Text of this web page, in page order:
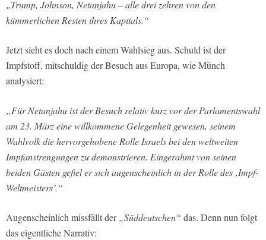
„Trump, Johnson, Netanjahu – alle drei zehren von den
kümmerlichen Resten ihres Kapitals.“
Jetzt sieht es doch nach einem Wahlsieg aus. Schuld ist der
Impfstoff, mitschuldig der Besuch aus Europa, wie Münch
analysiert:
„Für Netanjahu ist der Besuch relativ kurz vor der Parlamentswahl
am 23. März eine willkommene Gelegenheit gewesen, seinem
Wahlvolk die hervorgehobene Rolle Israels bei den weltweiten
Impfanstrengungen zu demonstrieren. Eingerahmt von seinen
beiden Gästen gefiel er sich augenscheinlich in der Rolle des ‚Impf-
Weltmeisters’.“
Augenscheinlich missfällt der„Süddeutschen“ das. Denn nun folgt
das eigentliche Narrativ: